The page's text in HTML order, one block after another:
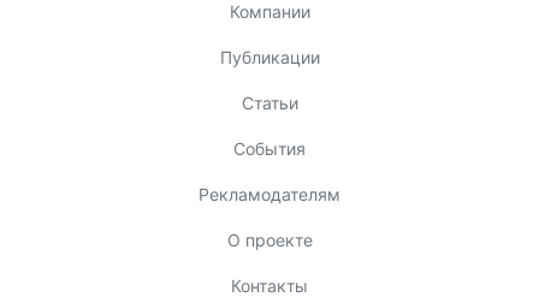
Компании
Публикации
Статьи
События
Рекламодателям
О проекте
Контакты